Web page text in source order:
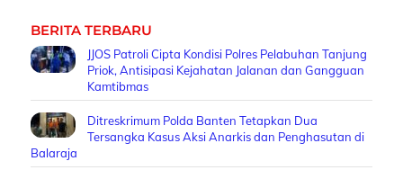
BERITA TERBARU
JJOS Patroli Cipta Kondisi Polres Pelabuhan Tanjung
Priok, Antisipasi Kejahatan Jalanan dan Gangguan
Kamtibmas
Ditreskrimum Polda Banten Tetapkan Dua
Tersangka Kasus Aksi Anarkis dan Penghasutan di
Balaraja